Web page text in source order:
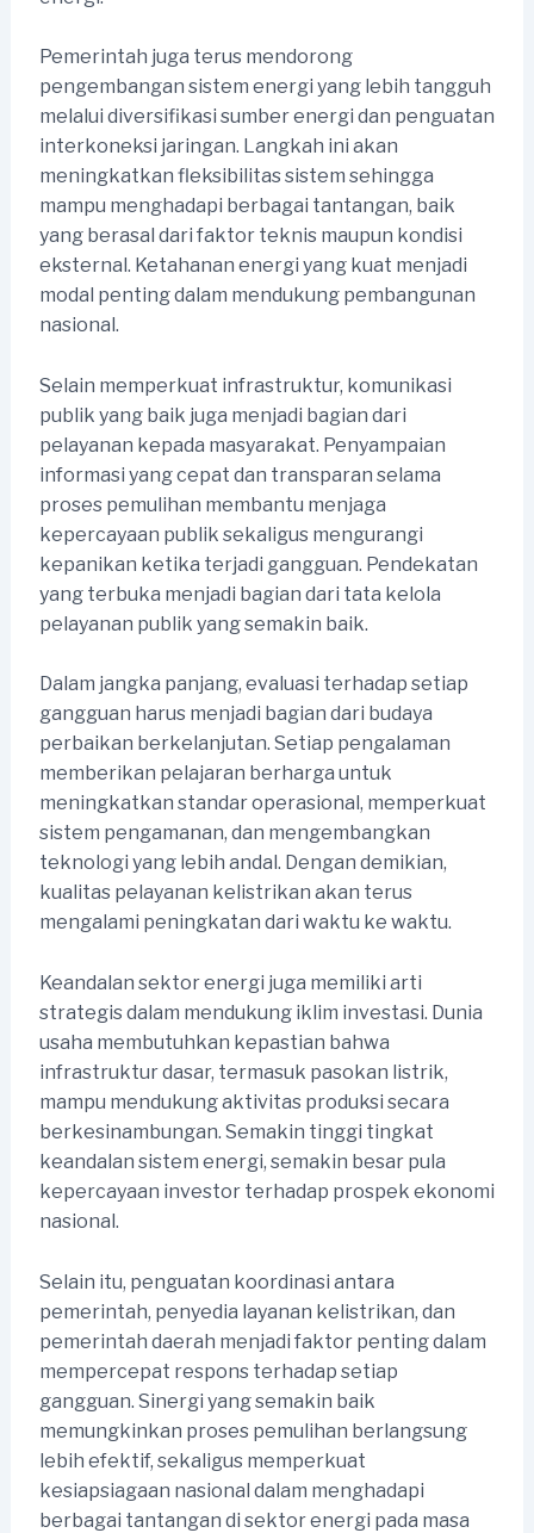
Pemerintah juga terus mendorong
pengembangan sistem energi yang lebih tangguh
melalui diversifikasi sumber energi dan penguatan
interkoneksi jaringan. Langkah ini akan
meningkatkan fleksibilitas sistem sehingga
mampu menghadapi berbagai tantangan, baik
yang berasal dari faktor teknis maupun kondisi
eksternal. Ketahanan energi yang kuat menjadi
modal penting dalam mendukung pembangunan
nasional.
Selain memperkuat infrastruktur, komunikasi
publik yang baik juga menjadi bagian dari
pelayanan kepada masyarakat. Penyampaian
informasi yang cepat dan transparan selama
proses pemulihan membantu menjaga
kepercayaan publik sekaligus mengurangi
kepanikan ketika terjadi gangguan. Pendekatan
yang terbuka menjadi bagian dari tata kelola
pelayanan publik yang semakin baik.
Dalam jangka panjang, evaluasi terhadap setiap
gangguan harus menjadi bagian dari budaya
perbaikan berkelanjutan. Setiap pengalaman
memberikan pelajaran berharga untuk
meningkatkan standar operasional, memperkuat
sistem pengamanan, dan mengembangkan
teknologi yang lebih andal. Dengan demikian,
kualitas pelayanan kelistrikan akan terus
mengalami peningkatan dari waktu ke waktu.
Keandalan sektor energi juga memiliki arti
strategis dalam mendukung iklim investasi. Dunia
usaha membutuhkan kepastian bahwa
infrastruktur dasar, termasuk pasokan listrik,
mampu mendukung aktivitas produksi secara
berkesinambungan. Semakin tinggi tingkat
keandalan sistem energi, semakin besar pula
kepercayaan investor terhadap prospek ekonomi
nasional.
Selain itu, penguatan koordinasi antara
pemerintah, penyedia layanan kelistrikan, dan
pemerintah daerah menjadi faktor penting dalam
mempercepat respons terhadap setiap
gangguan. Sinergi yang semakin baik
memungkinkan proses pemulihan berlangsung
lebih efektif, sekaligus memperkuat
kesiapsiagaan nasional dalam menghadapi
berbagai tantangan di sektor energi pada masa